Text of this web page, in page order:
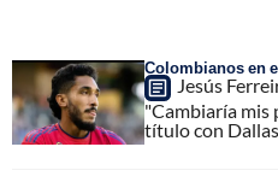
Colombianos en
Jesús
"Cambiaría mis
título con